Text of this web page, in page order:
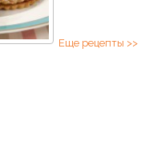
Еще рецепты >>